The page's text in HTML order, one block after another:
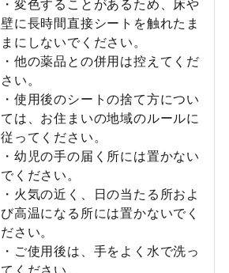
壁に長時間直接シートを触れたま
まにしないでください。
・他の薬品との併用は控えてくだ
さい。
・使用後のシートの捨て方につい
ては、お住まいの地域のルールに
従ってください。
・幼児の手の届く所には置かない
でください。
・火気の近く、日の当たる所およ
び高温になる所には置かないでく
ださい。
・ご使用後は、手をよく水で洗っ
てください。